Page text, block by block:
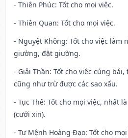
- Thiên Phúc: Tốt cho mọi việc.
- Thiên Quan: Tốt cho mọi việc.
- Nguyệt Không: Tốt cho việc làm
giường, đặt giường.
- Giải Thần: Tốt cho việc cúng
cũng như trừ được các sao xấu.
- Tục Thế: Tốt cho mọi việc, nhất
(cưới xin).
- Tư Mệnh Hoàng Đạo: Tốt cho